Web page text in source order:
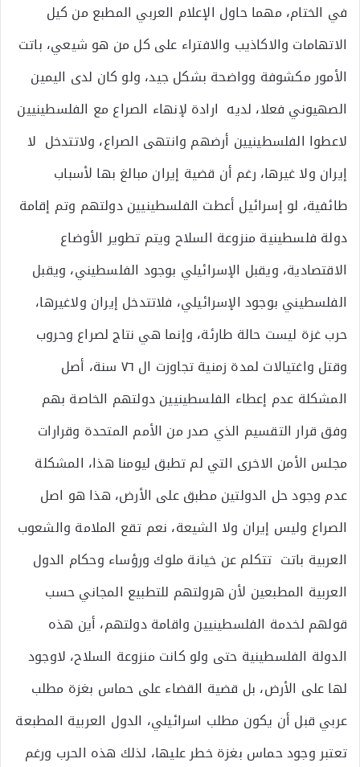
في الختام، مهما حاول الإعلام العربي المطبع من كيل
الاتهامات والاكاذيب والافتراء على كل من هو شيعي، باتت
الأمور مكشوفة وواضحة بشكل جيد، ولو كان لدى اليمين
الصهيوني فعلا، لديه ارادة لإنهاء الصراع مع الفلسطينيين
لاعطوا الفلسطينيين أرضهم وانتهى الصراع، ولاتتدخل لا
إيران ولا غيرها، رغم أن قضية إيران مبالغ بها لأسباب
طائفية، لو إسرائيل أعطت الفلسطينيين دولتهم وتم إقامة
دولة فلسطينية منزوعة السلاح ويتم تطوير الأوضاع
الاقتصادية، ويقبل الإسرائيلي بوجود الفلسطيني، ويقبل
الفلسطيني بوجود الإسرائيلي، فلاتتدخل إيران ولاغيرها،
حرب غزة ليست حالة طارئة، وإنما هي نتاج لصراع وحروب
وقتل واغتيالات لمدة زمنية تجاوزت ال ٧٦ سنة، أصل
المشكلة عدم إعطاء الفلسطينيين دولتهم الخاصة بهم
وفق قرار التقسيم الذي صدر من الأمم المتحدة وقرارات
مجلس الأمن الاخرى التي لم تطبق ليومنا هذا، المشكلة
عدم وجود حل الدولتين مطبق على الأرض، هذا هو اصل
الصراع وليس إيران ولا الشيعة، نعم تقع الملامة والشعوب
العربية باتت تتكلم عن خيانة ملوك ورؤساء وحكام الدول
العربية المطبعين لأن هرولتهم للتطبيع المجاني حسب
قولهم لخدمة الفلسطينيين واقامة دولتهم، أين هذه
الدولة الفلسطينية حتى ولو كانت منزوعة السلاح، لاوجود
لها على الأرض، بل قضية القضاء على حماس بغزة مطلب
عربي قبل أن يكون مطلب اسرائيلي، الدول العربية المطبعة
تعتبر وجود حماس بغزة خطر عليها، لذلك هذه الحرب ورغم